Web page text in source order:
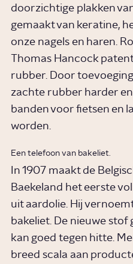
doorzichtige plakken
gemaakt van keratine,
onze nagels en haren.
Thomas Hancock
rubber. Door
zachte rubber harder
banden voor fietsen en
worden.
Een telefoon van bakeliet.
In 1907 maakt de
Baekeland het eerste
uit aardolie. Hij
bakeliet. De nieuwe stof
kan goed tegen hitte.
breed scala aan